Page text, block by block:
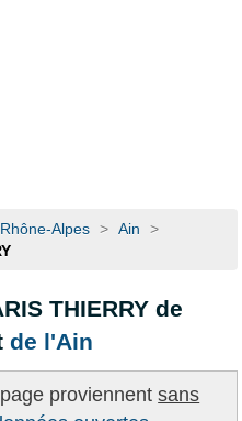
Alpes > Ain
>
THIERRY de
de l'Ain
proviennentsans